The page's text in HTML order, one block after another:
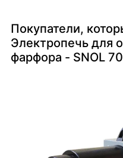
Покупатели,
Электропечь для
фарфора - SNOL